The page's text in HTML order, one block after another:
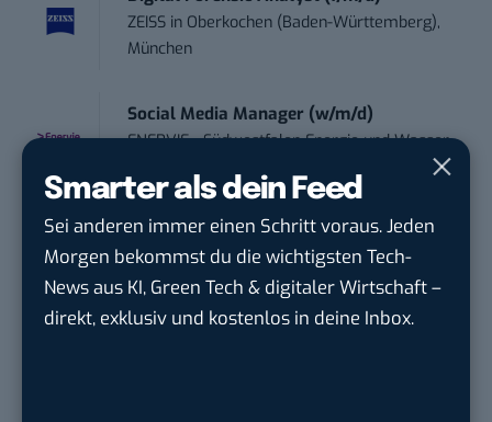
Smarter als dein Feed
Sei anderen immer einen Schritt voraus. Jeden
Morgen bekommst du die wichtigsten Tech-
News aus KI, Green Tech & digitaler Wirtschaft –
direkt, exklusiv und kostenlos in deine Inbox.
ZEISS in Oberkochen (Baden-Württemberg),
München
Social Media Manager (w/m/d)
ENERVIE - Südwestfalen Energie und Wasser
Performance Marketing Manager
Schwerpunkt Pai...
EDEKA Südwest Stiftung & Co. KGin
Offenburg